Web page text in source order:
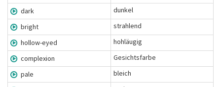
dark
dunkel
bright
strahlend
hollow-eyed
hohläugig
complexion
Gesichtsfarbe
pale
bleich